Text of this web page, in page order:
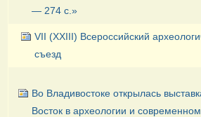
— 274 с.»
VII (XXIII) Всероссийский
съезд
Во Владивостоке открылась
Восток в археологии и современном